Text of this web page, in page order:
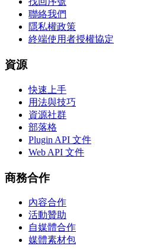
聯絡我們
隱私權政策
終端使用者授權協定
資源
快速上手
用法與技巧
資源社群
部落格
Plugin API 文件
Web API 文件
商務合作
內容合作
活動贊助
自媒體合作
媒體素材包